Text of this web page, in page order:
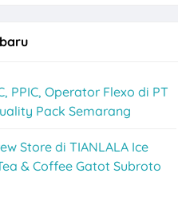
PPIC, Operator Flexo di PT
Pack Semarang
Store di TIANLALA Ice
& Coffee Gatot Subroto